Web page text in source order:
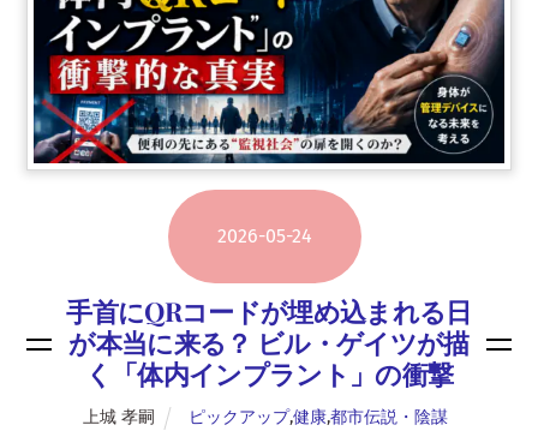
2026-05-24
手首にQRコードが埋め込まれる日
が本当に来る？ ビル・ゲイツが描
く「体内インプラント」の衝撃
上城 孝嗣 ピックアップ,健康,都市伝説・陰謀